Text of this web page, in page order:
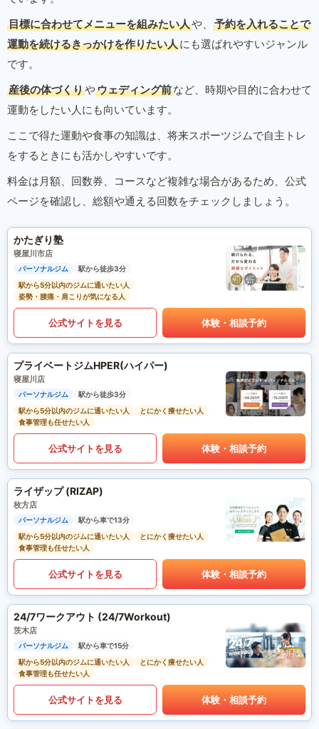
目標に合わせてメニューを組みたい人や、
予約を入れることで
運動を続けるきっかけを作りたい人にも選ばれやすいジャンル
です。
産後の体づくりやウェディング前など、時期や目的に合わせて
運動をしたい人にも向いています。
ここで得た運動や食事の知識は、将来スポーツジムで自主トレ
をするときにも活かしやすいです。
料金は月額、回数券、コースなど複雑な場合があるため、公式
ページを確認し、総額や通える回数をチェックしましょう。
かたぎり塾
寝屋川市店
パーソナルジム
駅から徒歩3分
駅から5分以内のジムに通いたい人
姿勢・腰痛・肩こりが気になる人
公式サイトを見る 体験・相談予約
プライベートジムHPER(ハイパー)
寝屋川店
パーソナルジム
駅から徒歩3分
駅から5分以内のジムに通いたい人
とにかく痩せたい人
食事管理も任せたい人
公式サイトを見る 体験・相談予約
ライザップ (RIZAP)
枚方店
パーソナルジム
駅から車で13分
駅から5分以内のジムに通いたい人
とにかく痩せたい人
食事管理も任せたい人
公式サイトを見る 体験・相談予約
24/7ワークアウト (24/7Workout)
茨木店
パーソナルジム
駅から車で15分
駅から5分以内のジムに通いたい人
とにかく痩せたい人
食事管理も任せたい人
公式サイトを見る 体験・相談予約